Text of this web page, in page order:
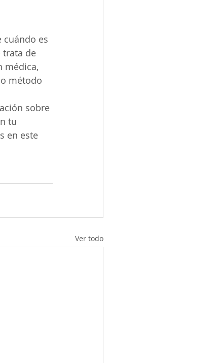
cuándo es
trata de
médica,
método
sobre
tu
en este
Ver todo